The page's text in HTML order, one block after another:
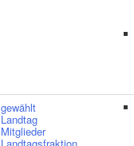
gewählt
Landtag
Mitglieder